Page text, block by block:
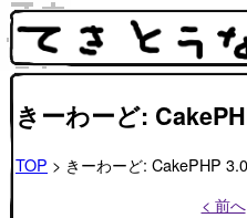
きーわーど:
TOP > きーわーど: CakePHP
< 前へ